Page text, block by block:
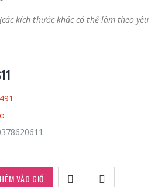
kích thước khác có thể làm theo yêu
VÀO GIỎ